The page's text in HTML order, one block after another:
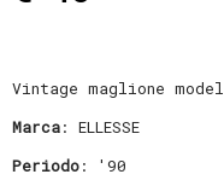
Vintage maglione
Marca: ELLESSE
Periodo: '90